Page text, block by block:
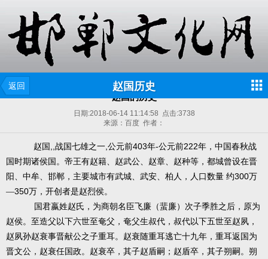
返回 赵国历史
赵国的历史
日期:2018-06-14 11:14:58 点击:3738
来源：百度 作者：
赵国 战国七雄之一 公元前403年-公元前222年，中国春秋战
国时期诸侯国。帝王有赵籍、赵武公、赵章、赵种等，都城曾设在晋
阳、中牟、邯郸，主要城市有武城、武安、柏人，人口数量 约300万
—350万，开创者是赵烈侯。
国君嬴姓赵氏，为商朝名臣飞廉（蜚廉）次子季胜之后，原为
赵侯。至造父以下六世至奄父，奄父生叔代，叔代以下五世至赵夙，
赵夙孙赵衰事晋献公之子重耳。赵衰随重耳逃亡十九年，重耳返国为
晋文公，赵衰任国政。赵衰卒，其子赵盾嗣；赵盾卒，其子朔嗣。朔